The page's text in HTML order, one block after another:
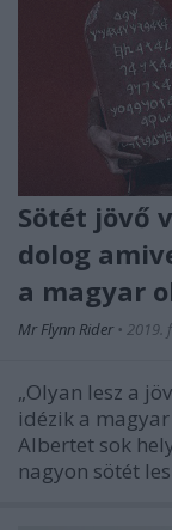
Sötét jövő
dolog
a magyar
Mr Flynn Rider • 2019.
„Olyan lesz a
idézik a
Albertet sok
nagyon sötét